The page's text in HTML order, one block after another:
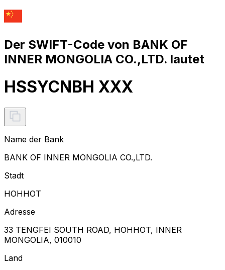
Der SWIFT-Code von BANK OF
INNER MONGOLIA CO.,LTD. lautet
HSSYCNBH XXX
Name der Bank
BANK OF INNER MONGOLIA CO.,LTD.
Stadt
HOHHOT
Adresse
33 TENGFEI SOUTH ROAD, HOHHOT, INNER
MONGOLIA, 010010
Land